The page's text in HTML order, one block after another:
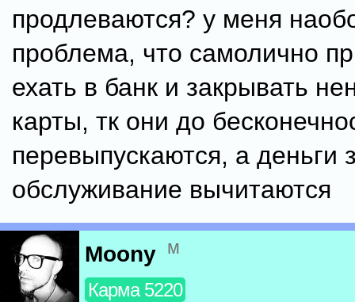
продлеваются? у меня
проблема, что самолично
ехать в банк и закрывать
карты, тк они до
перевыпускаются, а деньги
обслуживание вычитаются
Moony м
Карма 5220